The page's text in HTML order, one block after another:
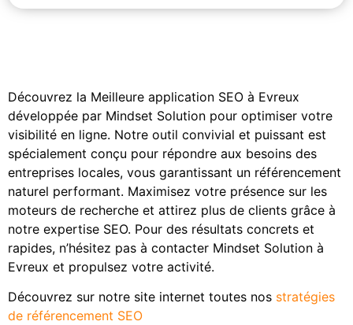
Découvrez la Meilleure application SEO à Evreux
développée par Mindset Solution pour optimiser votre
visibilité en ligne. Notre outil convivial et puissant est
spécialement conçu pour répondre aux besoins des
entreprises locales, vous garantissant un référencement
naturel performant. Maximisez votre présence sur les
moteurs de recherche et attirez plus de clients grâce à
notre expertise SEO. Pour des résultats concrets et
rapides, n’hésitez pas à contacter Mindset Solution à
Evreux et propulsez votre activité.
Découvrez sur notre site internet toutes nos stratégies
de référencement SEO